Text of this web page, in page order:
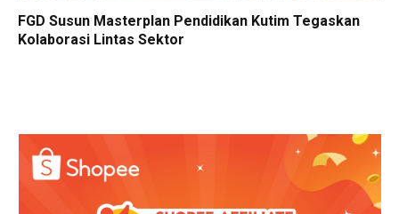
FGD Susun Masterplan Pendidikan Kutim Tegaskan
Kolaborasi Lintas Sektor